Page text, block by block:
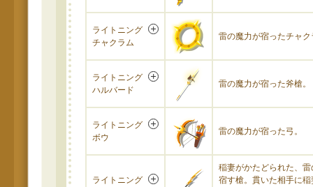
ライトニング
チャクラム
雷の魔力が宿ったチャク
ライトニング
ハルバード
雷の魔力が宿った斧槍。
ライトニング
ボウ
雷の魔力が宿った弓。
ライトニング
稲妻がかたどられた、雷
宿す槍。貫いた相手に稲